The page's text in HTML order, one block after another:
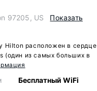
97205, US
Показать
Hilton расположен в сердце
(один из самых больших в
Бесплатный WiFi